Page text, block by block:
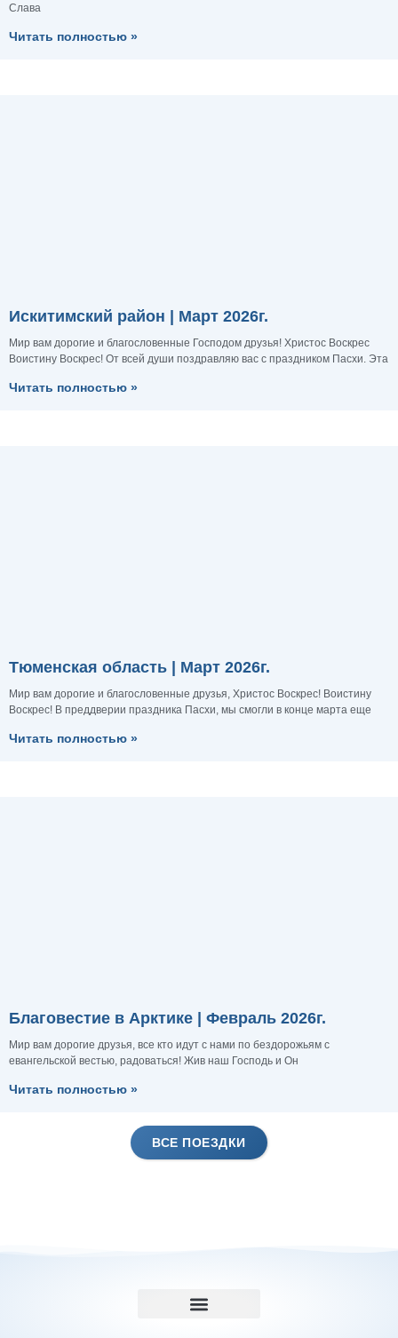
Слава
Читать полностью »
Искитимский район | Март 2026г.
Мир вам дорогие и благословенные Господом друзья! Христос Воскрес
Воистину Воскрес! От всей души поздравляю вас с праздником Пасхи. Эта
Читать полностью »
Тюменская область | Март 2026г.
Мир вам дорогие и благословенные друзья, Христос Воскрес! Воистину
Воскрес! В преддверии праздника Пасхи, мы смогли в конце марта еще
Читать полностью »
Благовестие в Арктике | Февраль 2026г.
Мир вам дорогие друзья, все кто идут с нами по бездорожьям с
евангельской вестью, радоваться! Жив наш Господь и Он
Читать полностью »
ВСЕ ПОЕЗДКИ